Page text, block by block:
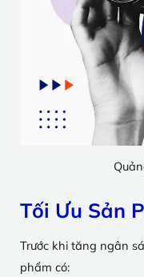
Tối Ưu Sản
Trước khi tăng ngân
phẩm có: